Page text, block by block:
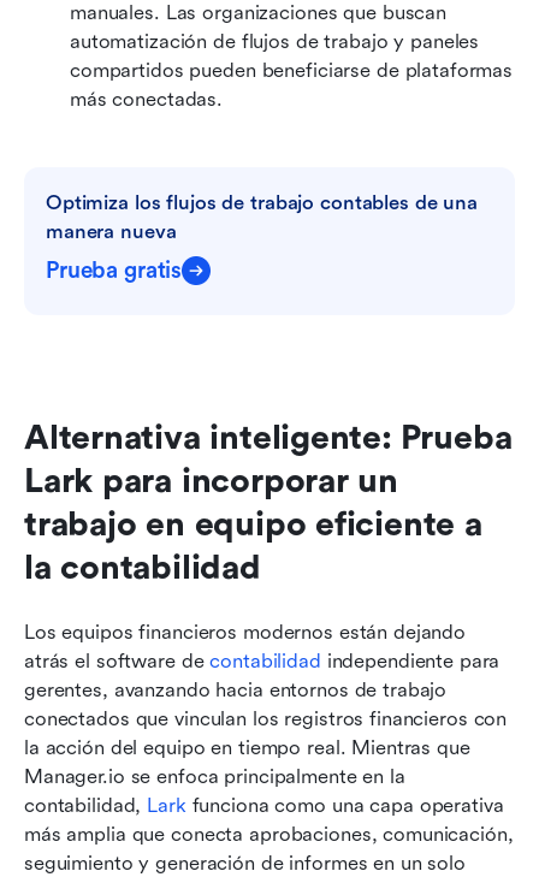
manuales. Las organizaciones que buscan
automatización de flujos de trabajo y paneles
compartidos pueden beneficiarse de plataformas
más conectadas.
Optimiza los flujos de trabajo contables de una
manera nueva
Prueba gratis
Alternativa inteligente: Prueba
Lark para incorporar un
trabajo en equipo eficiente a
la contabilidad
Los equipos financieros modernos están dejando
atrás el software de contabilidad independiente para
gerentes, avanzando hacia entornos de trabajo
conectados que vinculan los registros financieros con
la acción del equipo en tiempo real. Mientras que
Manager.io se enfoca principalmente en la
contabilidad, Lark funciona como una capa operativa
más amplia que conecta aprobaciones, comunicación,
seguimiento y generación de informes en un solo